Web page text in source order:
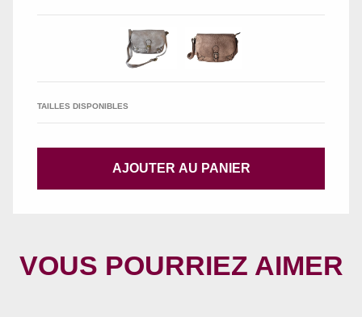
TAILLES DISPONIBLES
AJOUTER AU PANIER
VOUS POURRIEZ AIMER